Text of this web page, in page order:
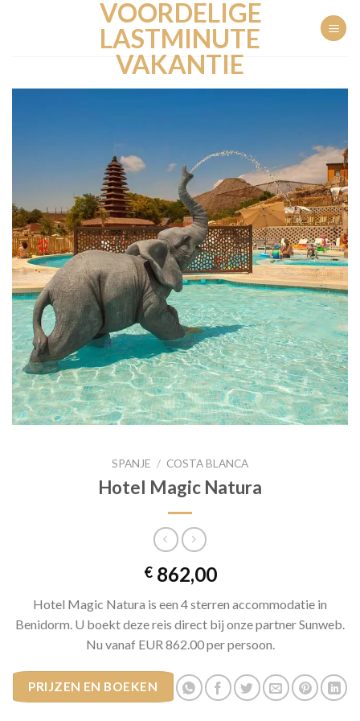
VOORDELIGE
LASTMINUTE
VAKANTIE
SPANJE / COSTA BLANCA
Hotel Magic Natura
€862,00
Hotel Magic Natura is een 4 sterren accommodatie in
Benidorm. U boekt deze reis direct bij onze partner Sunweb.
Nu vanaf EUR 862.00 per persoon.
PRIJZEN EN BOEKEN